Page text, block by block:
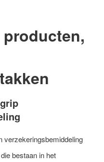
verzekeringsbemiddeling
bestaan in het